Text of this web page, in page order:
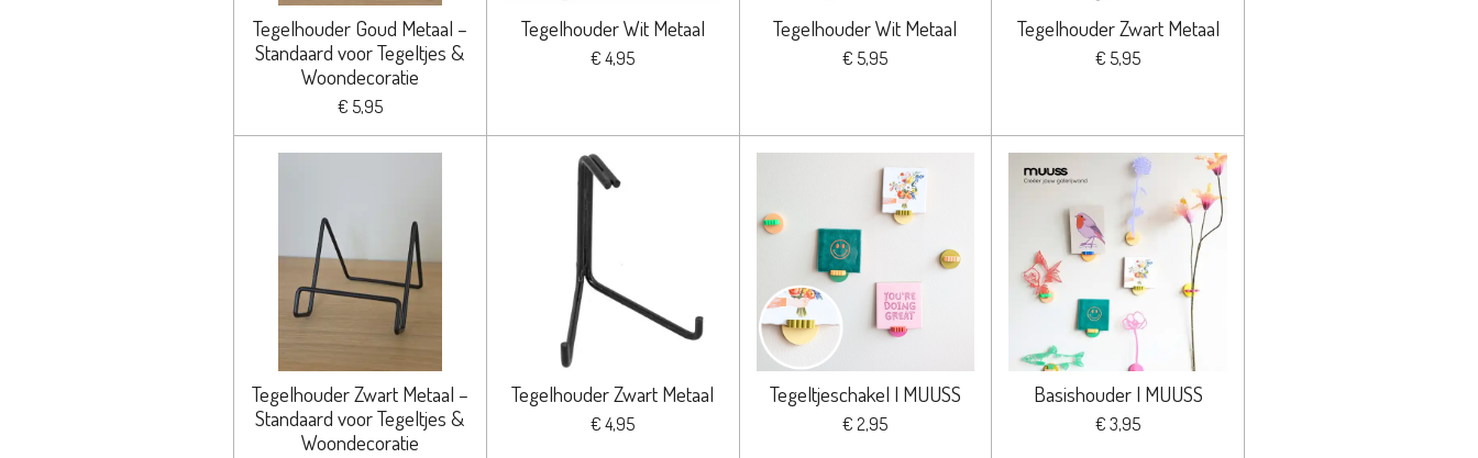
Tegelhouder Goud Metaal –
Standaard voor Tegeltjes &
Woondecoratie
€ 5,95
Tegelhouder Wit Metaal
€ 4,95
Tegelhouder Wit Metaal
€ 5,95
Tegelhouder Zwart Metaal
€ 5,95
Tegelhouder Zwart Metaal –
Standaard voor Tegeltjes &
Woondecoratie
Tegelhouder Zwart Metaal
€ 4,95
Tegeltjeschakel | MUUSS
€ 2,95
Basishouder | MUUSS
€ 3,95